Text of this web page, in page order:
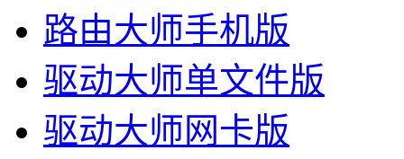
路由大师手机版
驱动大师单文件版
驱动大师网卡版